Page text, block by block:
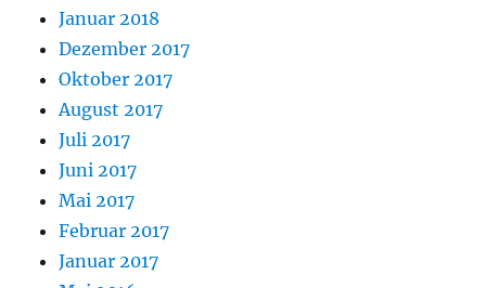
Januar 2018
Dezember 2017
Oktober 2017
August 2017
Juli 2017
Juni 2017
Mai 2017
Februar 2017
Januar 2017